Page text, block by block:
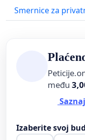
Smernice za
među
Izaberite svoj